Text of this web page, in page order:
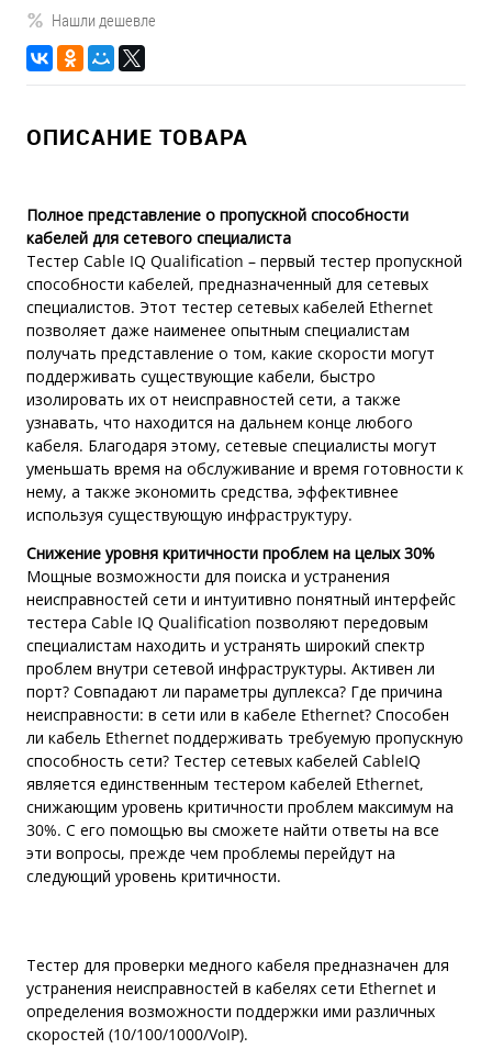
Нашли дешевле
ОПИСАНИЕ ТОВАРА
Полное представление о пропускной способности
кабелей для сетевого специалиста
Тестер Cable IQ Qualification – первый тестер пропускной
способности кабелей, предназначенный для сетевых
специалистов. Этот тестер сетевых кабелей Ethernet
позволяет даже наименее опытным специалистам
получать представление о том, какие скорости могут
поддерживать существующие кабели, быстро
изолировать их от неисправностей сети, а также
узнавать, что находится на дальнем конце любого
кабеля. Благодаря этому, сетевые специалисты могут
уменьшать время на обслуживание и время готовности к
нему, а также экономить средства, эффективнее
используя существующую инфраструктуру.
Снижение уровня критичности проблем на целых 30%
Мощные возможности для поиска и устранения
неисправностей сети и интуитивно понятный интерфейс
тестера Cable IQ Qualification позволяют передовым
специалистам находить и устранять широкий спектр
проблем внутри сетевой инфраструктуры. Активен ли
порт? Совпадают ли параметры дуплекса? Где причина
неисправности: в сети или в кабеле Ethernet? Способен
ли кабель Ethernet поддерживать требуемую пропускную
способность сети? Тестер сетевых кабелей CableIQ
является единственным тестером кабелей Ethernet,
снижающим уровень критичности проблем максимум на
30%. С его помощью вы сможете найти ответы на все
эти вопросы, прежде чем проблемы перейдут на
следующий уровень критичности.
Тестер для проверки медного кабеля предназначен для
устранения неисправностей в кабелях сети Ethernet и
определения возможности поддержки ими различных
скоростей (10/100/1000/VoIP).